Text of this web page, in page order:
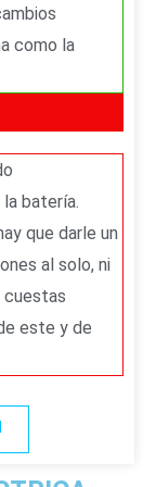
como la
batería.
que darle un
al solo, ni
cuestas
este y de